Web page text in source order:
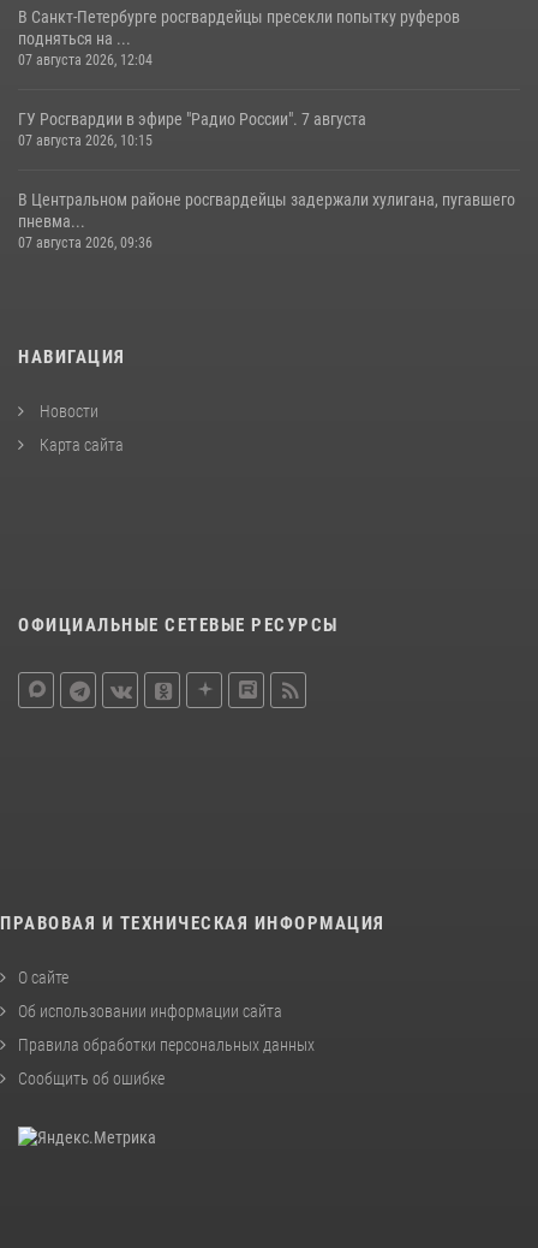
В Санкт-Петербурге росгвардейцы пресекли попытку руферов
подняться на ...
07 августа 2026, 12:04
ГУ Росгвардии в эфире "Радио России". 7 августа
07 августа 2026, 10:15
В Центральном районе росгвардейцы задержали хулигана, пугавшего
пневма...
07 августа 2026, 09:36
НАВИГАЦИЯ
Новости
Карта сайта
ОФИЦИАЛЬНЫЕ СЕТЕВЫЕ РЕСУРСЫ
ПРАВОВАЯ И ТЕХНИЧЕСКАЯ ИНФОРМАЦИЯ
О сайте
Об использовании информации сайта
Правила обработки персональных данных
Сообщить об ошибке